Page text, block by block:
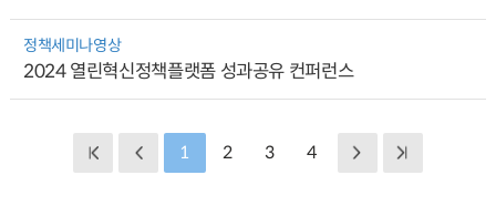
정책세미나영상
2024 열린혁신정책플랫폼 성과공유 컨퍼런스
1 2 3 4